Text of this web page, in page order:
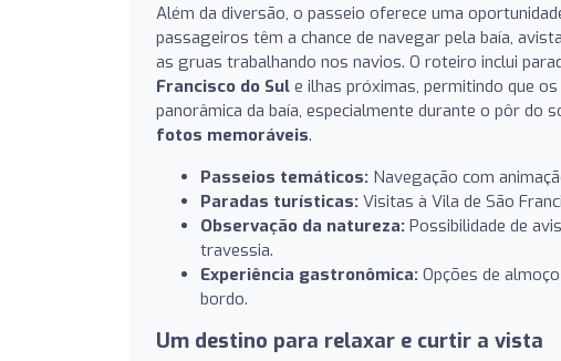
Além da diversão, o passeio oferece uma
passageiros têm a chance de navegar pela baía,
as gruas trabalhando nos navios. O roteiro inclui
Francisco do Sul e ilhas próximas, permitindo que
panorâmica da baía, especialmente durante o pôr do
fotos memoráveis.
Passeios temáticos: Navegação com
Paradas turísticas: Visitas à Vila de São
Observação da natureza: Possibilidade de
travessia.
Experiência gastronômica: Opções de
bordo.
Um destino para relaxar e curtir a vista